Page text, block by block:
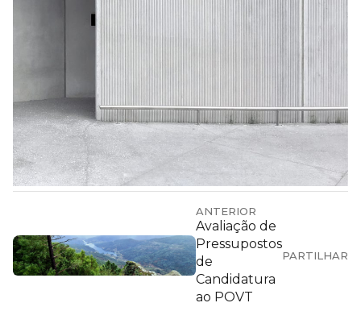
ANTERIOR
Avaliação de
Pressupostos
de
Candidatura
ao POVT
PARTILHAR